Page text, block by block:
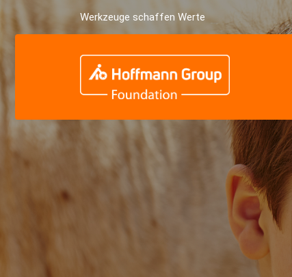
Werkzeuge schaffen Werte